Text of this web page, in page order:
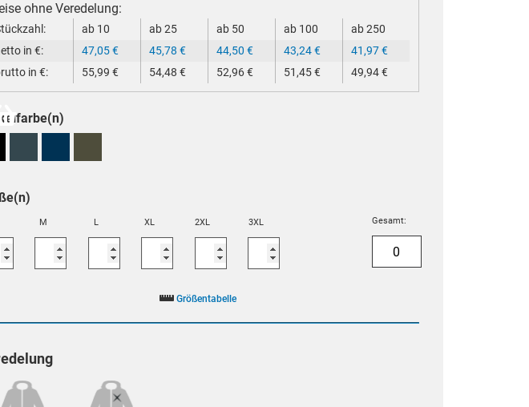
ohne Veredelung:
ab 10 ab 25 ab 50 ab 100
ab 250
in €:
47,05€ 45,78 € 44,50 € 43,24€ 41,97€
in €:
55,99 € 54,48 € 52,96€ 51,45€ 49,94€
M L XL 2XL 3XL Gesamt:
Größentabelle